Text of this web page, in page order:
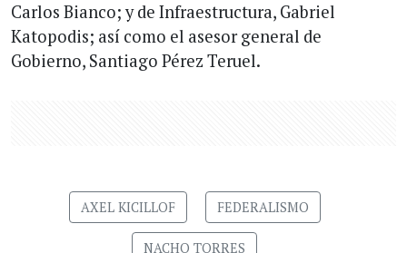
Carlos Bianco; y de Infraestructura, Gabriel
Katopodis; así como el asesor general de
Gobierno, Santiago Pérez Teruel.
AXEL KICILLOF FEDERALISMO
NACHO TORRES